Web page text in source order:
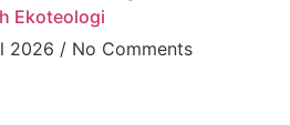
Ekoteologi
2026 No Comments